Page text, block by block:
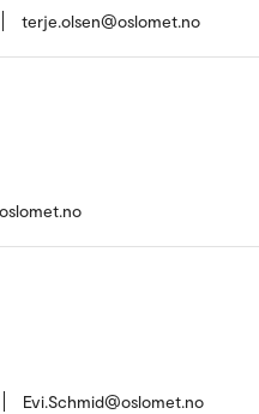
terje.olsen@oslomet.no
Evi.Schmid@oslomet.no